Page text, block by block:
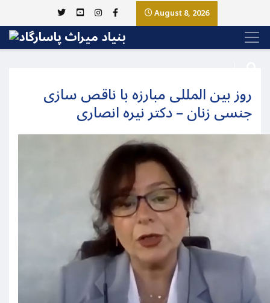
August 8, 2026
روز بین المللی مبارزه با ناقص سازی
جنسی زنان – دکتر نیره انصاری